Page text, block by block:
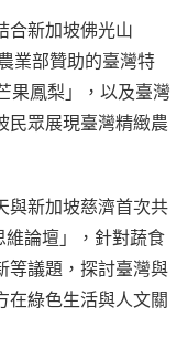
合新加坡佛光山
業部贊助的臺灣特
果鳳梨」，以及臺灣
民眾展現臺灣精緻農
與新加坡慈濟首次共
論壇」，針對蔬食
等議題，探討臺灣與
在綠色生活與人文關